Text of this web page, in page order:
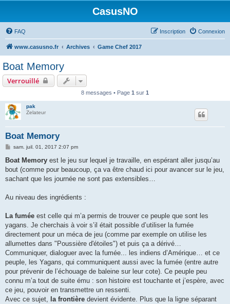
CasusNO
FAQ Connexion
Inscription
www.casusno.fr Archives Game Chef 2017
Boat Memory
Verrouillé
8 messages • Page 1 sur 1
pak
Zelateur
Boat Memory
M
s
a
g
sam. juil. 01, 2017 2:07 pm
Boat Memory est le jeu sur lequel je travaille, en espérant aller jusqu’au
bout (comme pour beaucoup, ça va être chaud ici pour avancer sur le jeu,
sachant que les journée ne sont pas extensibles…
Au niveau des ingrédients :
La fumée est celle qui m’a permis de trouver ce peuple que sont les
yagans. Je cherchais à voir s’il était possible d’utiliser la fumée
directement pour un méca de jeu (comme par exemple on utilise les
allumettes dans "Poussière d'étoiles") et puis ça a dérivé…
Communiquer, dialoguer avec la fumée... les indiens d’Amérique… et ce
peuple, les Yagans, qui communiquent aussi avec la fumée (entre autre
pour prévenir de l’échouage de baleine sur leur cote). Ce peuple peu
connu m’a tout de suite ému : son histoire est touchante et j’espère, avec
ce jeu, pouvoir en transmettre un ressenti.
Avec ce sujet, la frontière devient évidente. Plus que la ligne séparant